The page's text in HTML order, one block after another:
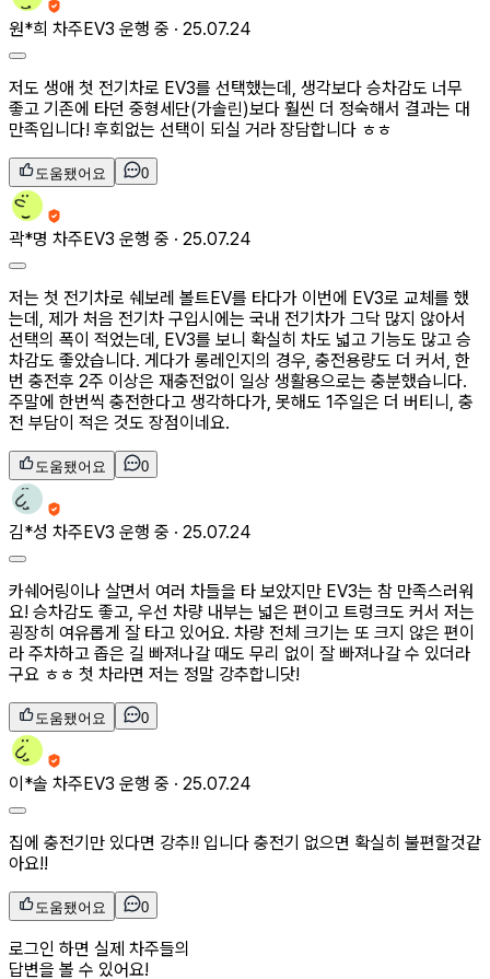
원*희 차주EV3 운행 중 · 25.07.24
저도 생애 첫 전기차로 EV3를 선택했는데, 생각보다 승차감도 너무
좋고 기존에 타던 중형세단(가솔린)보다 훨씬 더 정숙해서 결과는 대
만족입니다! 후회없는 선택이 되실 거라 장담합니다 ㅎㅎ
도움됐어요 0
곽*명 차주EV3 운행 중 · 25.07.24
저는 첫 전기차로 쉐보레 볼트EV를 타다가 이번에 EV3로 교체를 했
는데, 제가 처음 전기차 구입시에는 국내 전기차가 그닥 많지 않아서
선택의 폭이 적었는데, EV3를 보니 확실히 차도 넓고 기능도 많고 승
차감도 좋았습니다. 게다가 롱레인지의 경우, 충전용량도 더 커서, 한
번 충전후 2주 이상은 재충전없이 일상 생활용으로는 충분했습니다.
주말에 한번씩 충전한다고 생각하다가, 못해도 1주일은 더 버티니, 충
전 부담이 적은 것도 장점이네요.
도움됐어요 0
김*성 차주EV3 운행 중 · 25.07.24
카쉐어링이나 살면서 여러 차들을 타 보았지만 EV3는 참 만족스러워
요! 승차감도 좋고, 우선 차량 내부는 넓은 편이고 트렁크도 커서 저는
굉장히 여유롭게 잘 타고 있어요. 차량 전체 크기는 또 크지 않은 편이
라 주차하고 좁은 길 빠져나갈 때도 무리 없이 잘 빠져나갈 수 있더라
구요 ㅎㅎ 첫 차라면 저는 정말 강추합니닷!
도움됐어요 0
이*솔 차주EV3 운행 중 · 25.07.24
집에 충전기만 있다면 강추!! 입니다 충전기 없으면 확실히 불편할것같
아요!!
도움됐어요 0
로그인 하면 실제 차주들의
답변을 볼 수 있어요!